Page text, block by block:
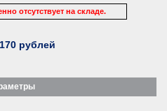
отсутствует на складе.
рублей